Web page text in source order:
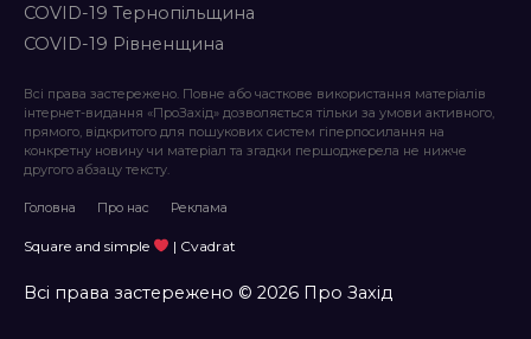
COVID-19 Тернопільщина
COVID-19 Рівненщина
Всі права застережено. Повне або часткове використання матеріалів
інтернет-видання «ПроЗахід» дозволяється тільки за умови активного,
прямого, відкритого для пошукових систем гіперпосилання на
конкретну новину чи матеріал та згадки першоджерела не нижче
другого абзацу тексту.
Головна Про нас Реклама
Square and simple | Cvadrat
Всі права застережено © 2026 Про Захід